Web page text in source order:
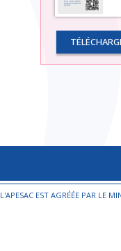
L'APESAC EST AGRÉÉE PAR LE